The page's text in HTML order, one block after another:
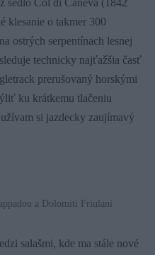
klesanie o takmer 300
ostrých serpentínach lesnej
technicky najťažšia časť
prerušovaný horskými
ku krátkemu tlačeniu
si jazdecky zaujímavý
a Dolomiti Friulani
salašmi, kde ma stále nové